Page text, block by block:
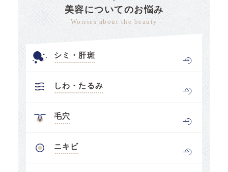
美容についてのお悩み
- Worries about the beauty -
シミ・肝斑
しわ・たるみ
毛穴
ニキビ